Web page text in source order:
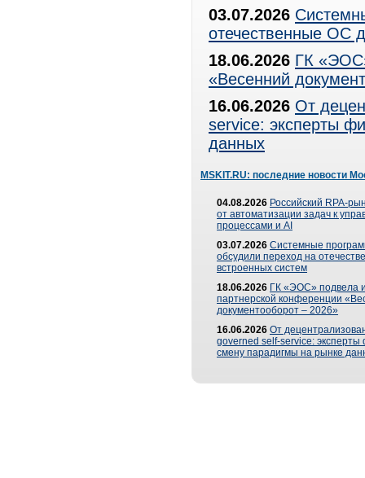
03.07.2026
отечественные ОС
18.06.2026 ГК
«Весенний
16.06.2026 От
service: эксперты
данных
MSKIT.RU: последние новости
04.08.2026 Российский RPA-
от автоматизации задач к
процессами и AI
03.07.2026 Системные
обсудили переход на
встроенных систем
18.06.2026 ГК «ЭОС» подвела
партнерской конференции
документооборот – 2026»
16.06.2026 От
governed self-service: эксперты
смену парадигмы на рынке